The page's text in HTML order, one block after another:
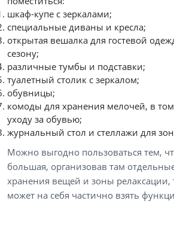
шкаф-купе с зеркалами;
специальные диваны и кресла;
открытая вешалка для гостевой
сезону;
различные тумбы и подставки;
туалетный столик с зеркалом;
обувницы;
комоды для хранения мелочей, в том
уходу за обувью;
журнальный стол и стеллажи для
Можно выгодно пользоваться тем,
большая, организовав там
хранения вещей и зоны релаксации,
может на себя частично взять